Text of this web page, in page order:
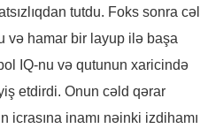
tutdu. Foks sonra
və hamar bir layup ilə başa
IQ-nu və qutunun xaricində
etdirdi. Onun cəld qərar
icrasına inamı nəinki izdihamı